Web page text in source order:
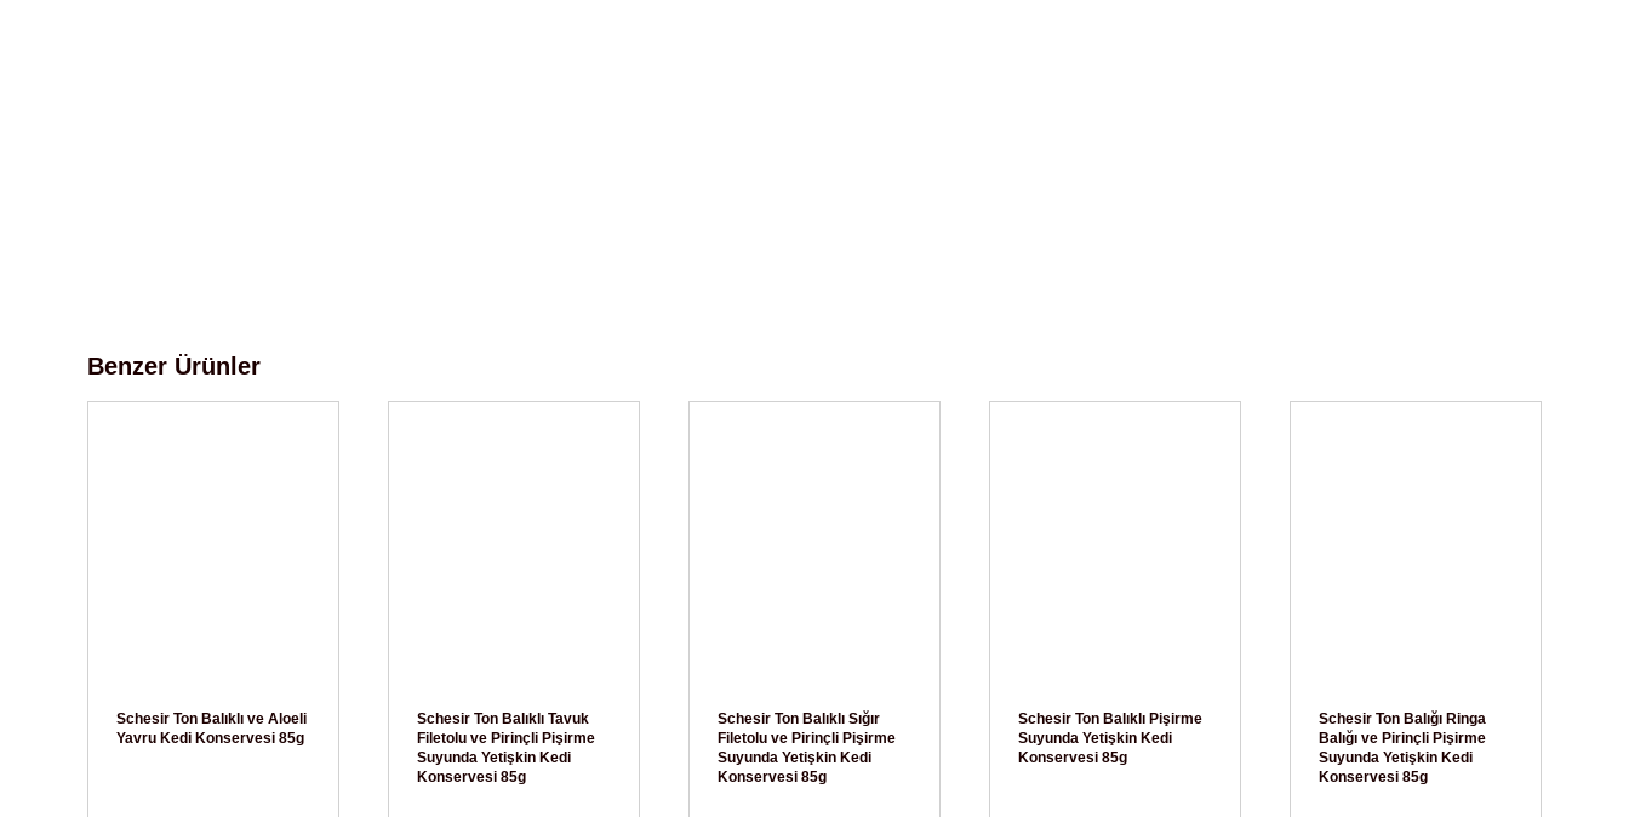
Benzer Ürünler
Schesir Ton Balıklı ve Aloeli
Yavru Kedi Konservesi 85g
Schesir Ton Balıklı Tavuk
Filetolu ve Pirinçli Pişirme
Suyunda Yetişkin Kedi
Konservesi 85g
Schesir Ton Balıklı Sığır
Filetolu ve Pirinçli Pişirme
Suyunda Yetişkin Kedi
Konservesi 85g
Schesir Ton Balıklı Pişirme
Suyunda Yetişkin Kedi
Konservesi 85g
Schesir Ton Balığı Ringa
Balığı ve Pirinçli Pişirme
Suyunda Yetişkin Kedi
Konservesi 85g